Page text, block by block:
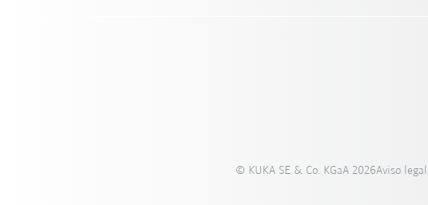
© KUKA SE & Co. KGaA 2026Aviso legal